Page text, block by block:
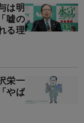
は明
嘘の
る理
栄一
やば